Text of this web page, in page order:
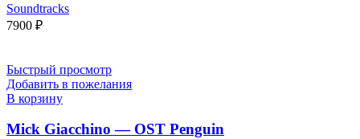
Soundtracks
7900 ₽
Быстрый просмотр
Добавить в пожелания
В корзину
Mick Giacchino — OST Penguin